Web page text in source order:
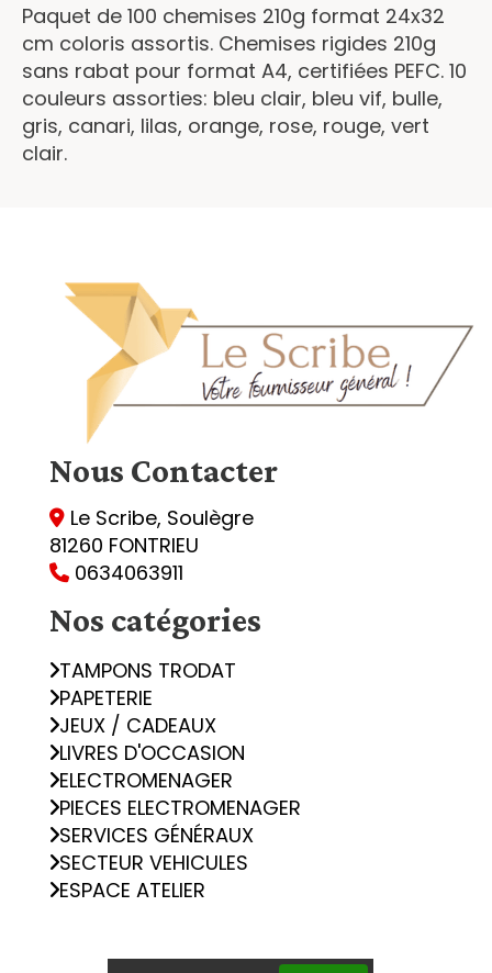
Paquet de 100 chemises 210g format 24x32
cm coloris assortis. Chemises rigides 210g
sans rabat pour format A4, certifiées PEFC. 10
couleurs assorties: bleu clair, bleu vif, bulle,
gris, canari, lilas, orange, rose, rouge, vert
clair.
Nous Contacter
 Le Scribe, Soulègre
81260 FONTRIEU
 0634063911
Nos catégories
TAMPONS TRODAT
PAPETERIE
JEUX / CADEAUX
LIVRES D'OCCASION
ELECTROMENAGER
PIECES ELECTROMENAGER
SERVICES GÉNÉRAUX
SECTEUR VEHICULES
ESPACE ATELIER